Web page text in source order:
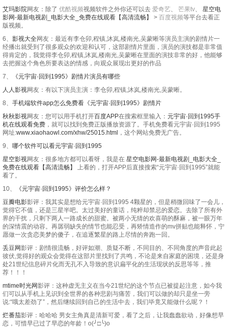
艾玛影院网友：除了 优酷视频视频软件之外你还可以去 爱奇艺、 芒果tv、 星空电
影网-最新电视剧_电影大全_免费在线观看【高清流畅】 > 百度视频等平台去看正
版视频。
6、 影视大全网友：最近有李仓卯,程镇,沐岚,楼南光,吴蒙晰等演员主演的剧情片一
经播出就受到了很多观众的欢迎和认可，这部剧情片里面，演员的演技都是非常值
得肯定的，我觉得李仓卯,程镇,沐岚,楼南光,吴蒙晰在里面的演技非常的好，他能够
去把握这个角色所要表达的情感，向观众展现出更好的作品
7、
《元宇宙·回到1995》剧情片演员有哪些
人人影视网友：有以下演员主演：李仓卯,程镇,沐岚,楼南光,吴蒙晰。
8、 手机端软件app怎么免费看《元宇宙·回到1995》剧情片
秋秋影视网友：您可以用手机打开百度APP在搜索框里输入： 元宇宙·回到1995手
机在线观看免费 ，就可以找到免费正版播放资源了。手机免费看元宇宙·回到1995
网址:www.xiaohaowl.com/xhw/25015.html ，这个网站免费无广告。
9、 哪个软件可以看元宇宙·回到1995
星空影视网友：很多地方都可以看呀，我是在 星空电影网-最新电视剧_电影大全_
免费在线观看【高清流畅】
上看的，打开APP后直接搜索“元宇宙·回到1995”就能
看了。
10、
《元宇宙·回到1995》评价怎么样？
豆瓣电影影评：我其实是想给元宇宙·回到1995 4颗星的，但是稍微回味了一会儿，
觉得它不值，还是三星半吧。太过美好的童话，纯粹却禁忌的爱恋。去除了所有外
界的干扰，只剩下两人一路成长的甜蜜。被两小无猜的欢喜萌的酥麻，被一眼万年
的深情震的动容。再孱弱缺失的情节也能忍受，再矫情造作的mv拼贴也能释怀，宁
愿做一次贪恋美梦的傻子，在追逐繁星的路上尽情的奔跑一回。
丢豆网影评：剧情很流畅，好评如潮、质疑不断，不同目的、不同角度的声音此起
彼伏,觉得好的观众会觉得在这部片里找到了共鸣，不论是来自家庭的困境，还是身
处21世纪信息碎片化而无孔不入导致的意识扁平化的生活现状的反思等等，推
荐！！！
mtime时光网影评：这种虚无主义在当今21世纪的这个节点已被提起注意，如今我
们可以从手机上见识到全世界的各种悲剧与痛苦，我们可以做的却只是坐一旁
说:“哦太差劲了”，然后继续回到自己的生活中去，我们毕竟又能做什么呢？！
烂番茄影评：哈哈哈 男女主角真是清新可爱，看了之后，让我蠢蠢欲动，好像想早
恋，可惜早已过了早恋的年龄！o(╯□╰)o